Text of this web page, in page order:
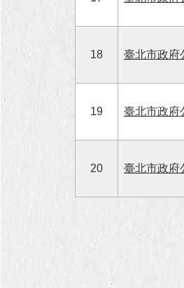
18 臺北市政府
19 臺北市政府
20 臺北市政府